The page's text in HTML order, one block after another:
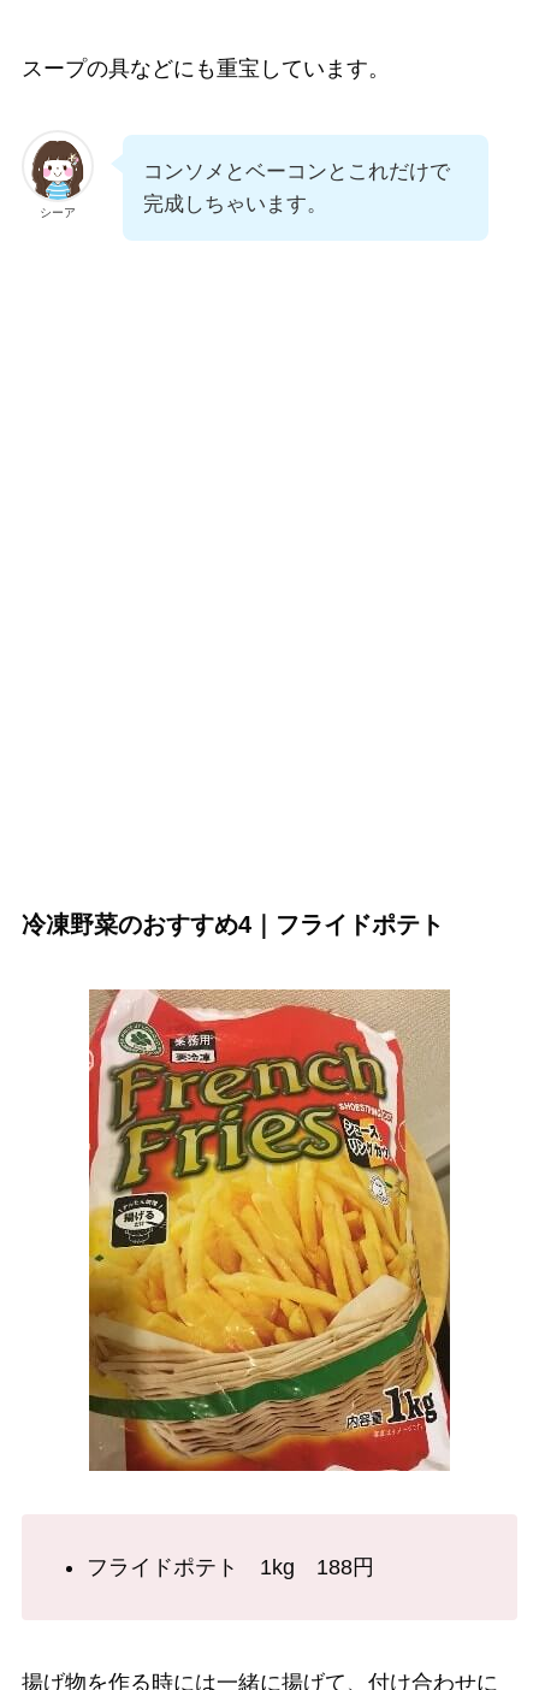
スープの具などにも重宝しています。
シーア
コンソメとベーコンとこれだけで
完成しちゃいます。
冷凍野菜のおすすめ4｜フライドポテト
フライドポテト 1kg 188円
揚げ物を作る時には一緒に揚げて、付け合わせに